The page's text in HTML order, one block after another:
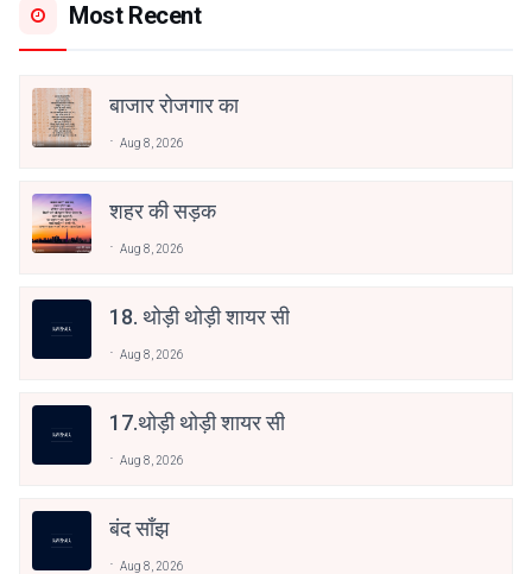
Most Recent
बाजार रोजगार का
Aug 8, 2026
शहर की सड़क
Aug 8, 2026
18. थोड़ी थोड़ी शायर सी
Aug 8, 2026
17.थोड़ी थोड़ी शायर सी
Aug 8, 2026
बंद साँझ
Aug 8, 2026